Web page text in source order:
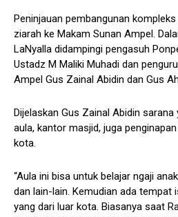
Peninjauan pembangunan
ziarah ke Makam Sunan Ampel.
LaNyalla didampingi pengasuh
Ustadz M Maliki Muhadi dan
Ampel Gus Zainal Abidin dan Gus
Dijelaskan Gus Zainal Abidin
aula, kantor masjid, juga
kota.
“Aula ini bisa untuk belajar ngaji
dan lain-lain. Kemudian ada tempat
yang dari luar kota. Biasanya saat